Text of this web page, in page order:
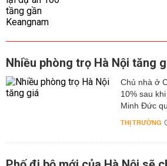
Nhiều phòng trọ Hà Nội tăng
Chủ nhà ở
10% sau
Minh Đức
THỊ TRƯỜNG